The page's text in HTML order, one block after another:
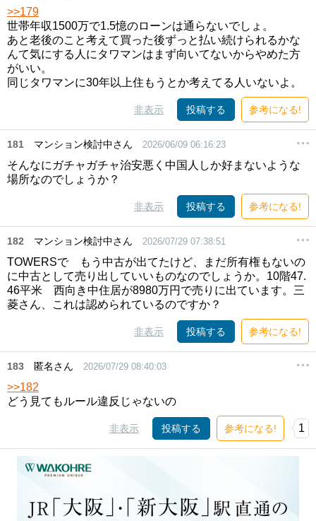
>>179
世帯年収1500万で1.5憶のローンは通らないでしょ。
あと老後のこと考えて買った後ずっと払い続けられるかな
んて気にする人にタワマンはまず向いてないからやめた方
がいい。
同じタワマンに30年以上住もうとか考えてる人いないよ。
非表示 投稿する 参考になる!
181 マンション検討中さん 2026/06/09 06:16:23
そんなにガチャガチャ治安悪く中国人しか好まないような
場所なのでしょうか？
非表示 投稿する 参考になる!
182 マンション検討中さん 2026/07/29 07:38:51
TOWERSで もう中古が出てたけど、まだ所有権もないの
に中古として売り出していいものなのでしょうか。10階47.
46平米 西向き中住居が8980万円で売りに出ています。三
菱さん、これは認められているのですか？
非表示 投稿する 参考になる!
183 匿名さん 2026/07/29 08:40:03
>>182
どう見てもルール違反じゃないの
非表示 投稿する 参考になる! 1